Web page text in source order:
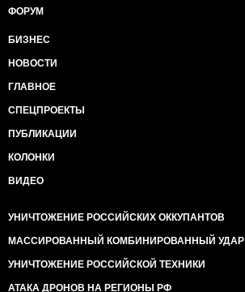
ФОРУМ
БИЗНЕС
НОВОСТИ
ГЛАВНОЕ
СПЕЦПРОЕКТЫ
ПУБЛИКАЦИИ
КОЛОНКИ
ВИДЕО
УНИЧТОЖЕНИЕ РОССИЙСКИХ ОККУПАНТОВ
МАССИРОВАННЫЙ КОМБИНИРОВАННЫЙ УДАР
УНИЧТОЖЕНИЕ РОССИЙСКОЙ ТЕХНИКИ
АТАКА ДРОНОВ НА РЕГИОНЫ РФ